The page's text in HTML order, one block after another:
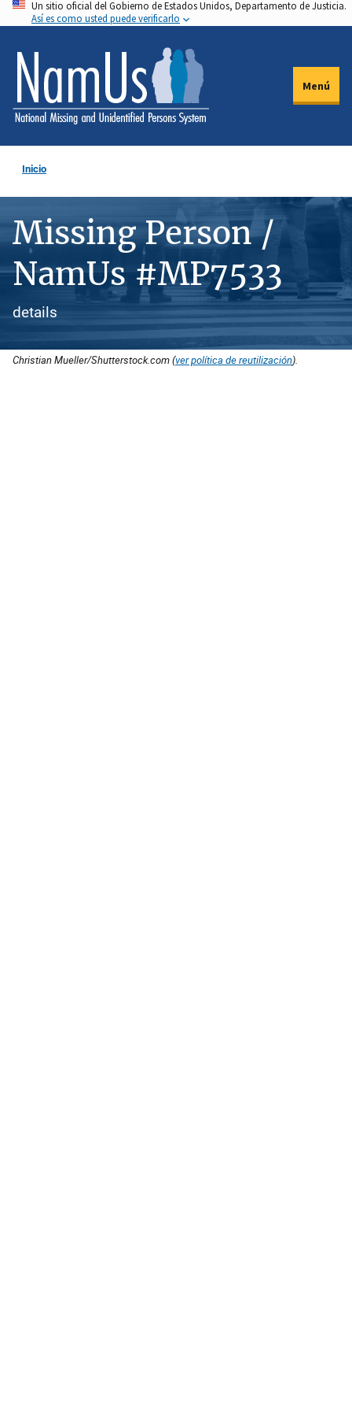
Pasar
al
contenido
principal
Un sitio oficial del Gobierno de Estados Unidos, Departamento de Justicia.
Así es como usted puede verificarlo
Menú
Inicio
Missing Person /
NamUs #MP7533
details
Christian Mueller/Shutterstock.com (ver política de reutilización).